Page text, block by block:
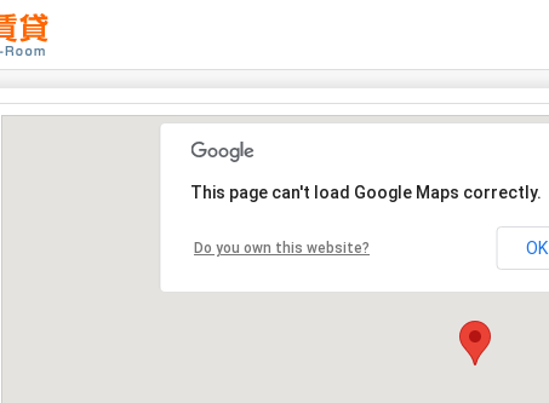
This page can't load Google Maps correctly.
Do you own this website? OK